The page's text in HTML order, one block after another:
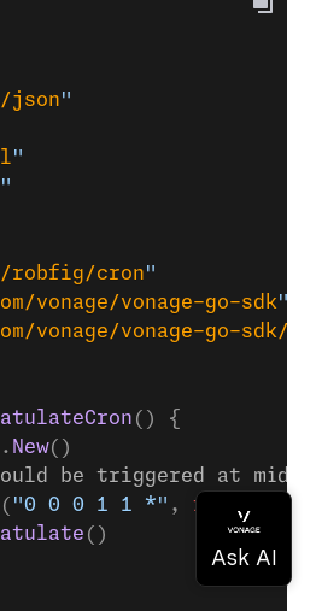
json"
"
"
robfig/cron"
vonage/vonage-go-sdk"
vonage/vonage-go-sdk/
() {
. New()
be triggered at
( "0 0 0 1 1 *" , func
()